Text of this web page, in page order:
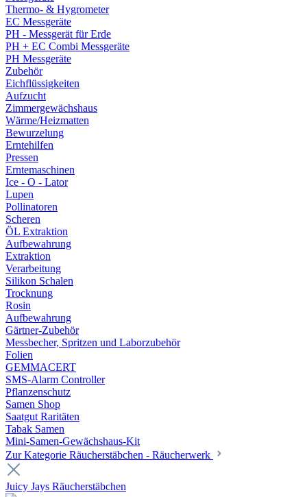
Thermo- & Hygrometer
EC Messgeräte
PH - Messgerät für Erde
PH + EC Combi Messgeräte
PH Messgeräte
Zubehör
Eichflüssigkeiten
Aufzucht
Zimmergewächshaus
Wärme/Heizmatten
Bewurzelung
Erntehilfen
Pressen
Erntemaschinen
Ice - O - Lator
Lupen
Pollinatoren
Scheren
ÖL Extraktion
Aufbewahrung
Extraktion
Verarbeitung
Silikon Schalen
Trocknung
Rosin
Aufbewahrung
Gärtner-Zubehör
Messbecher, Spritzen und Laborzubehör
Folien
GEMMACERT
SMS-Alarm Controller
Pflanzenschutz
Samen Shop
Saatgut Raritäten
Tabak Samen
Mini-Samen-Gewächshaus-Kit
Zur Kategorie Räucherstäbchen - Räucherwerk
Juicy Jays Räucherstäbchen